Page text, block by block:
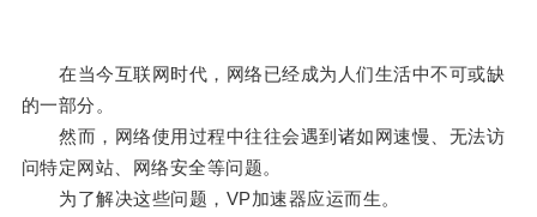
在当今互联网时代，网络已经成为人们生活中不可或缺
的一部分。
然而，网络使用过程中往往会遇到诸如网速慢、无法访
问特定网站、网络安全等问题。
为了解决这些问题，VP加速器应运而生。